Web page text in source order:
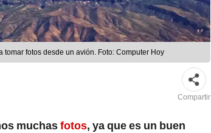
fotos desde un avión. Foto: Computer Hoy
Compartir
muchasfotos, ya que es un buen